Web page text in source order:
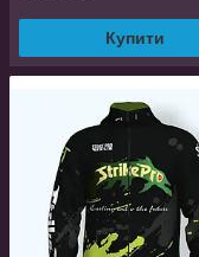
Купити